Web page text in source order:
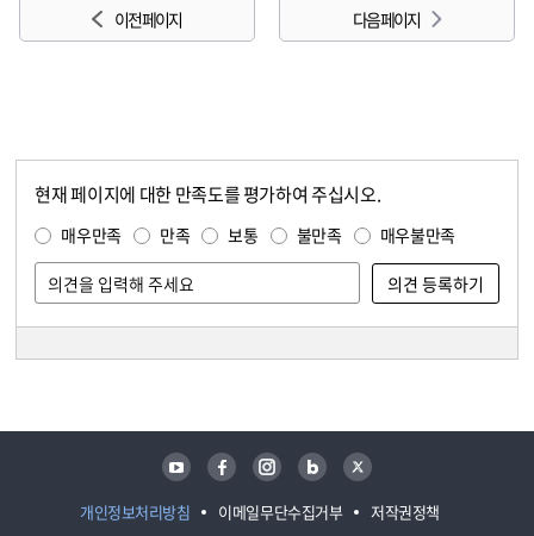
이전 페이지 다음 페이지
현재 페이지에 대한 만족도를 평가하여 주십시오.
매우만족 만족 보통 불만족 매우불만족
개인정보처리방침 이메일무단수집거부 저작권정책
유튜브 페이스북 인스타그램 블로그 트위터